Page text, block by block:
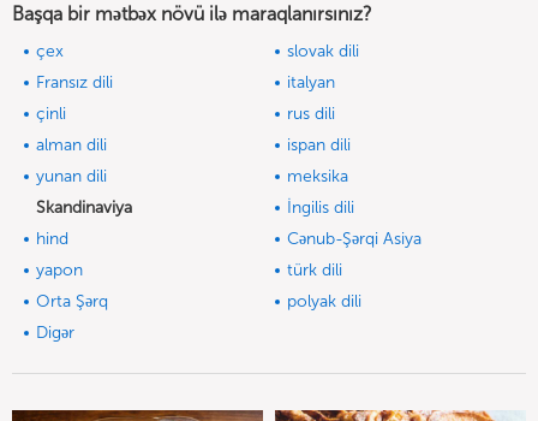
Başqa bir mətbəx növü ilə maraqlanırsınız?
çex
slovak dili
Fransız dili
italyan
çinli
rus dili
alman dili
ispan dili
yunan dili
meksika
Skandinaviya
İngilis dili
hind
Cənub-Şərqi Asiya
yapon
türk dili
Orta Şərq
polyak dili
Digər